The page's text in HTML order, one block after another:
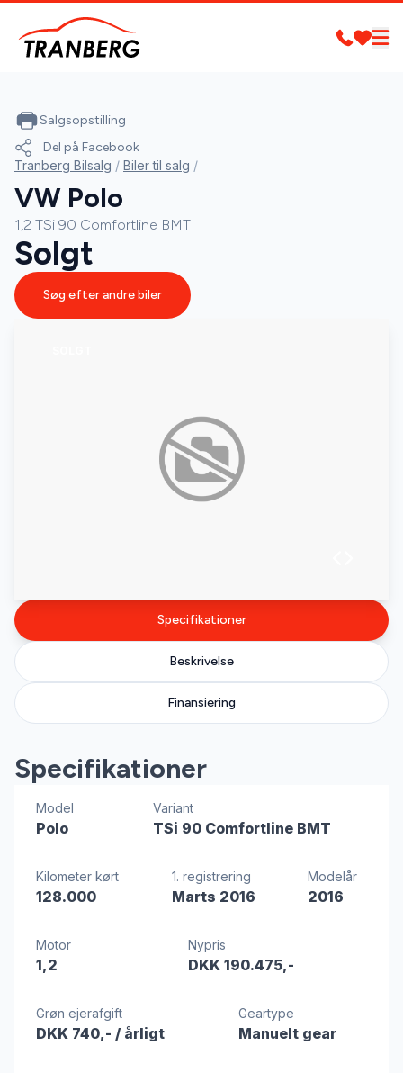
Specifikationer
Beskrivelse
Finansiering
Specifikationer
Model
Polo
Variant
TSi 90 Comfortline BMT
Kilometer kørt
128.000
1. registrering
Marts 2016
Modelår
2016
Motor
1,2
Nypris
DKK 190.475,-
Grøn ejerafgift
DKK 740,- / årligt
Geartype
Manuelt gear
Salgsopstilling
Del på Facebook
Tranberg Bilsalg / Biler til salg /
VW Polo
1,2 TSi 90 Comfortline BMT
Solgt
Søg efter andre biler